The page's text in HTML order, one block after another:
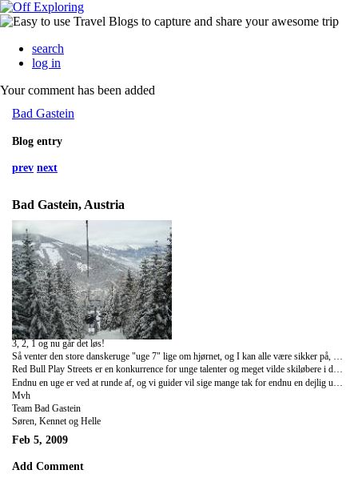
search
log in
Your comment has been added
Bad Gastein
Blog entry
prev next
Bad Gastein, Austria
3, 2, 1 og nu går det løs!
Så venter den store danskeruge "uge 7" lige om hjørnet, og I kan alle være sikker på, at vi her i Team Bad Gastein er helt klar! Udover det ugentlige ugeprogram, der byder på picnic, pubcrawl, lyspiste m.m, er det også i denne uge, hvor Red Bull Play Streets bliver afviklet- lørdag den 14.02.
Red Bull Play Streets er en konkurrence for unge talenter og meget vilde skiløbere i den såkaldte freestyle-disciplin "slopestyle". De er på nuværende tidspunkt i fuld gang med at bygge en 500 meter lang bane ned igennem Bad Gastein centrum. Byen vil blive fyldt med mennesker, der også ønsker at overvære det vildeste skishow, vi nogensinde får at se - glæd jer!
Mvh
Team Bad Gastein
Søren, Kennet og Helle
Feb 5, 2009
Add Comment